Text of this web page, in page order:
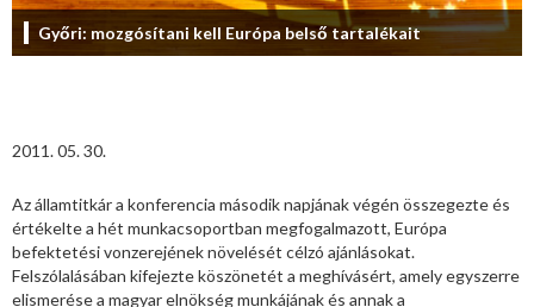
Győri: mozgósítani kell Európa belső tartalékait
2011. 05. 30.
Az államtitkár a konferencia második napjának végén összegezte és
értékelte a hét munkacsoportban megfogalmazott, Európa
befektetési vonzerejének növelését célzó ajánlásokat.
Felszólalásában kifejezte köszönetét a meghívásért, amely egyszerre
elismerése a magyar elnökség munkájának és annak a